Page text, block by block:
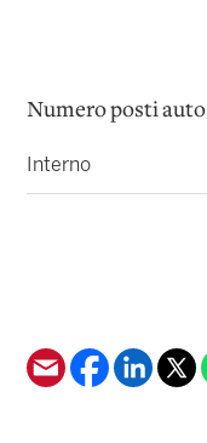
Numero posti auto
Interno